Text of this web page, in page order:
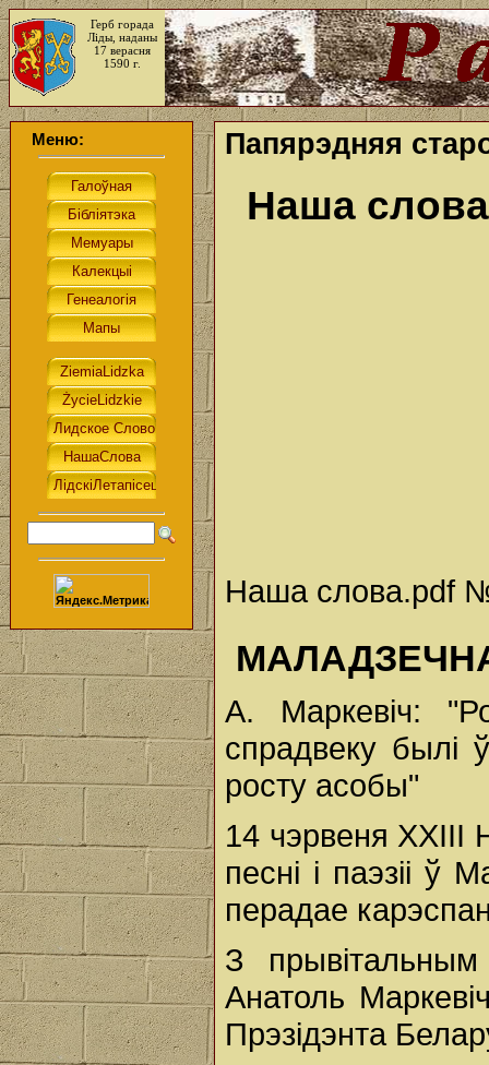
Герб горада
Ліды, наданы
17 верасня
1590 г.
Меню: Папярэдняя
Наша
Наша слова.pdf
А. Маркевіч:
спрадвеку былі
росту асобы"
14 чэрвеня XXIII
песні і паэзіі ў
перадае
З прывітальным
Анатоль
Прэзідэнта